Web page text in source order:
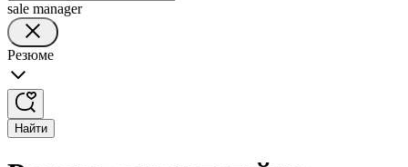
sale manager
Резюме
Найти